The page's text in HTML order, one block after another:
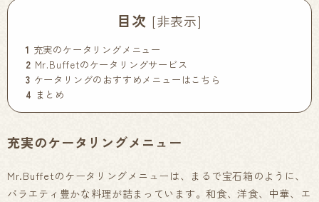
目次 [非表示]
1 充実のケータリングメニュー
2 Mr.Buffetのケータリングサービス
3 ケータリングのおすすめメニューはこちら
4 まとめ
充実のケータリングメニュー
Mr.Buffetのケータリングメニューは、まるで宝石箱のように、
バラエティ豊かな料理が詰まっています。和食、洋食、中華、エ